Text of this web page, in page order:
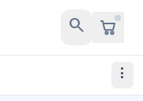
search
more_vert